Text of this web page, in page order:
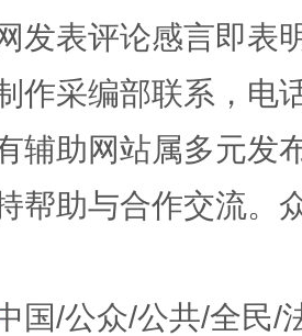
药下症？
发表评论感言即表
作采编部联系，电
辅助网站属多元发
帮助与合作交流。
国/公众/公共/全民/